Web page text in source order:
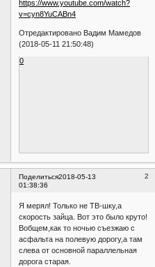
https://www.youtube.com/watch?
v=cyn8YuCABn4
Отредактировано Вадим Мамедов
(2018-05-11 21:50:48)
0
Поделиться 2
2018-05-13
01:38:36
Я мерял! Только не ТВ-шку,а
скорость зайца. Вот это было круто!
Вобщем,как то ночью съезжаю с
асфальта на полевую дорогу,а там
слева от основной параллельная
дорога старая.